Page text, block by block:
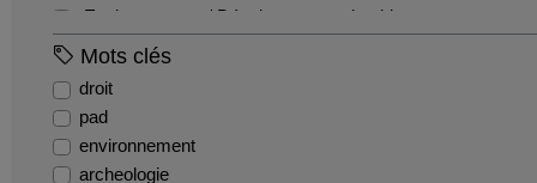
Environnement / Développement durable
EPS
Histoire
Mots clés
droit
pad
environnement
archeologie